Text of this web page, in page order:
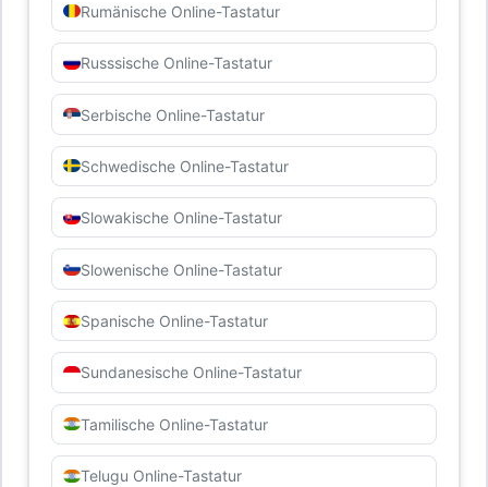
Rumänische Online-Tastatur
Russsische Online-Tastatur
Serbische Online-Tastatur
Schwedische Online-Tastatur
Slowakische Online-Tastatur
Slowenische Online-Tastatur
Spanische Online-Tastatur
Sundanesische Online-Tastatur
Tamilische Online-Tastatur
Telugu Online-Tastatur